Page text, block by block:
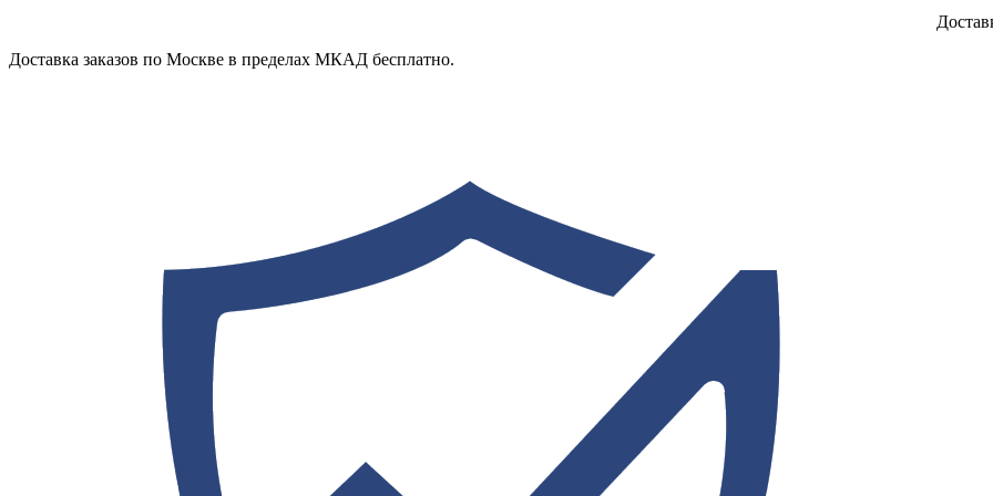
Доставка заказов по Москве в пределах МКАД бесплатно.